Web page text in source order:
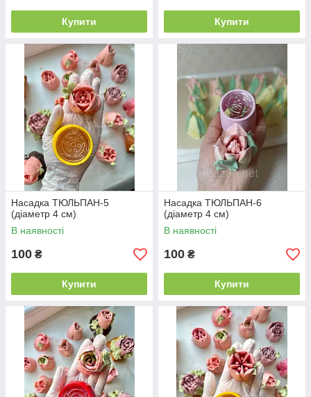
Купити Купити
Насадка ТЮЛЬПАН-5
(діаметр 4 см)
В наявності
100 ₴
Купити
Насадка ТЮЛЬПАН-6
(діаметр 4 см)
В наявності
100 ₴
Купити